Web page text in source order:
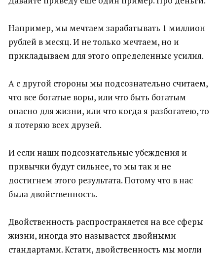
Например, мы мечтаем зарабатывать 1 миллион
рублей в месяц. И не только мечтаем, но и
прикладываем для этого определенные усилия.
А с другой стороны мы подсознательно считаем,
что все богатые воры, или что быть богатым
опасно для жизни, или что когда я разбогатею, то
я потеряю всех друзей.
И если наши подсознательные убеждения и
привычки будут сильнее, то мы так и не
достигнем этого результата. Потому что в нас
была двойственность.
Двойственность распространяется на все сферы
жизни, иногда это называется двойными
стандартами. Кстати, двойственность мы могли